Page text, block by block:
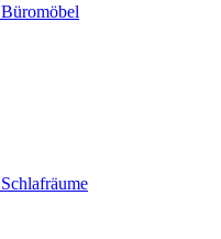
Büromöbel
Schlafräume